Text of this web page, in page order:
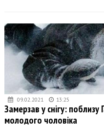
09.02.2021 13:25
Замерзав у снігу: поблизу
молодого чоловіка